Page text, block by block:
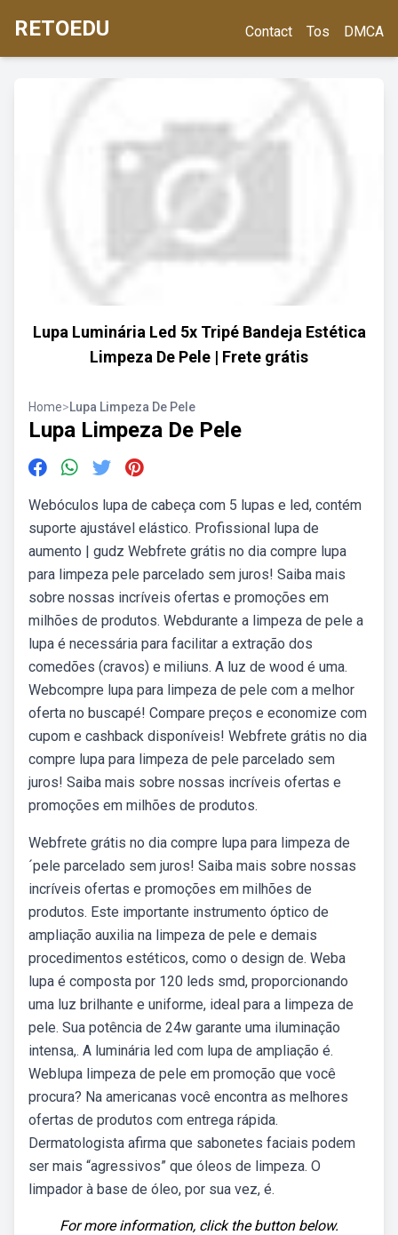
RETOEDU Contact Tos DMCA
Lupa Luminária Led 5x Tripé Bandeja Estética
Limpeza De Pele | Frete grátis
Home>Lupa Limpeza De Pele
Lupa Limpeza De Pele
Webóculos lupa de cabeça com 5 lupas e led, contém
suporte ajustável elástico. Profissional lupa de
aumento | gudz Webfrete grátis no dia compre lupa
para limpeza pele parcelado sem juros! Saiba mais
sobre nossas incríveis ofertas e promoções em
milhões de produtos. Webdurante a limpeza de pele a
lupa é necessária para facilitar a extração dos
comedões (cravos) e miliuns. A luz de wood é uma.
Webcompre lupa para limpeza de pele com a melhor
oferta no buscapé! Compare preços e economize com
cupom e cashback disponíveis! Webfrete grátis no dia
compre lupa para limpeza de pele parcelado sem
juros! Saiba mais sobre nossas incríveis ofertas e
promoções em milhões de produtos.
Webfrete grátis no dia compre lupa para limpeza de
´pele parcelado sem juros! Saiba mais sobre nossas
incríveis ofertas e promoções em milhões de
produtos. Este importante instrumento óptico de
ampliação auxilia na limpeza de pele e demais
procedimentos estéticos, como o design de. Weba
lupa é composta por 120 leds smd, proporcionando
uma luz brilhante e uniforme, ideal para a limpeza de
pele. Sua potência de 24w garante uma iluminação
intensa,. A luminária led com lupa de ampliação é.
Weblupa limpeza de pele em promoção que você
procura? Na americanas você encontra as melhores
ofertas de produtos com entrega rápida.
Dermatologista afirma que sabonetes faciais podem
ser mais “agressivos” que óleos de limpeza. O
limpador à base de óleo, por sua vez, é.
For more information, click the button below.